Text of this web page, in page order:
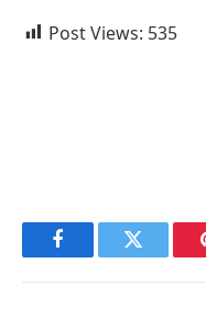
Post Views: 535
FacebookTwitter